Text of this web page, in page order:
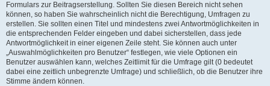
Formulars zur Beitragserstellung. Sollten Sie diesen Bereich nicht sehen
können, so haben Sie wahrscheinlich nicht die Berechtigung, Umfragen zu
erstellen. Sie sollten einen Titel und mindestens zwei Antwortmöglichkeiten in
die entsprechenden Felder eingeben und dabei sicherstellen, dass jede
Antwortmöglichkeit in einer eigenen Zeile steht. Sie können auch unter
„Auswahlmöglichkeiten pro Benutzer“ festlegen, wie viele Optionen ein
Benutzer auswählen kann, welches Zeitlimit für die Umfrage gilt (0 bedeutet
dabei eine zeitlich unbegrenzte Umfrage) und schließlich, ob die Benutzer ihre
Stimme ändern können.